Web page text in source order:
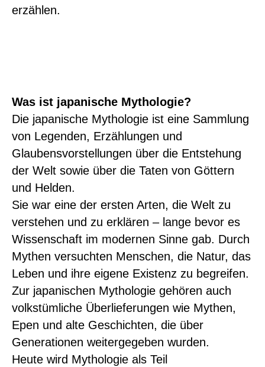
erzählen.
Was ist japanische Mythologie?
Die japanische Mythologie ist eine Sammlung
von Legenden, Erzählungen und
Glaubensvorstellungen über die Entstehung
der Welt sowie über die Taten von Göttern
und Helden.
Sie war eine der ersten Arten, die Welt zu
verstehen und zu erklären – lange bevor es
Wissenschaft im modernen Sinne gab. Durch
Mythen versuchten Menschen, die Natur, das
Leben und ihre eigene Existenz zu begreifen.
Zur japanischen Mythologie gehören auch
volkstümliche Überlieferungen wie Mythen,
Epen und alte Geschichten, die über
Generationen weitergegeben wurden.
Heute wird Mythologie als Teil